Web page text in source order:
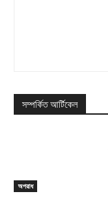
সম্পর্কিত আর্টিকেল
অপরাধ